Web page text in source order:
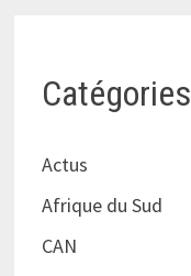
Catégories
Actus
Afrique du Sud
CAN